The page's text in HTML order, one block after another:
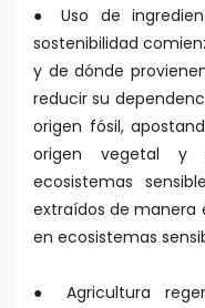
● Uso de
sostenibilidad
y de dónde
reducir su
origen fósil,
origen vegetal y
ecosistemas
extraídos de manera
en ecosistemas
● Agricultura